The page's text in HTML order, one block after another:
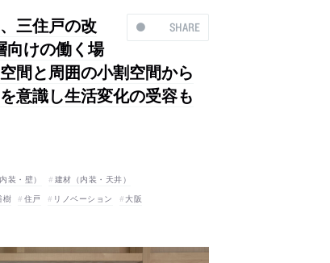
SHARE
三住戸の改
向けの働く場
間と周囲の小割空間から
意識し生活変化の受容も
装・壁）
建材（内装・天井）
樹 住戸 リノベーション 大阪